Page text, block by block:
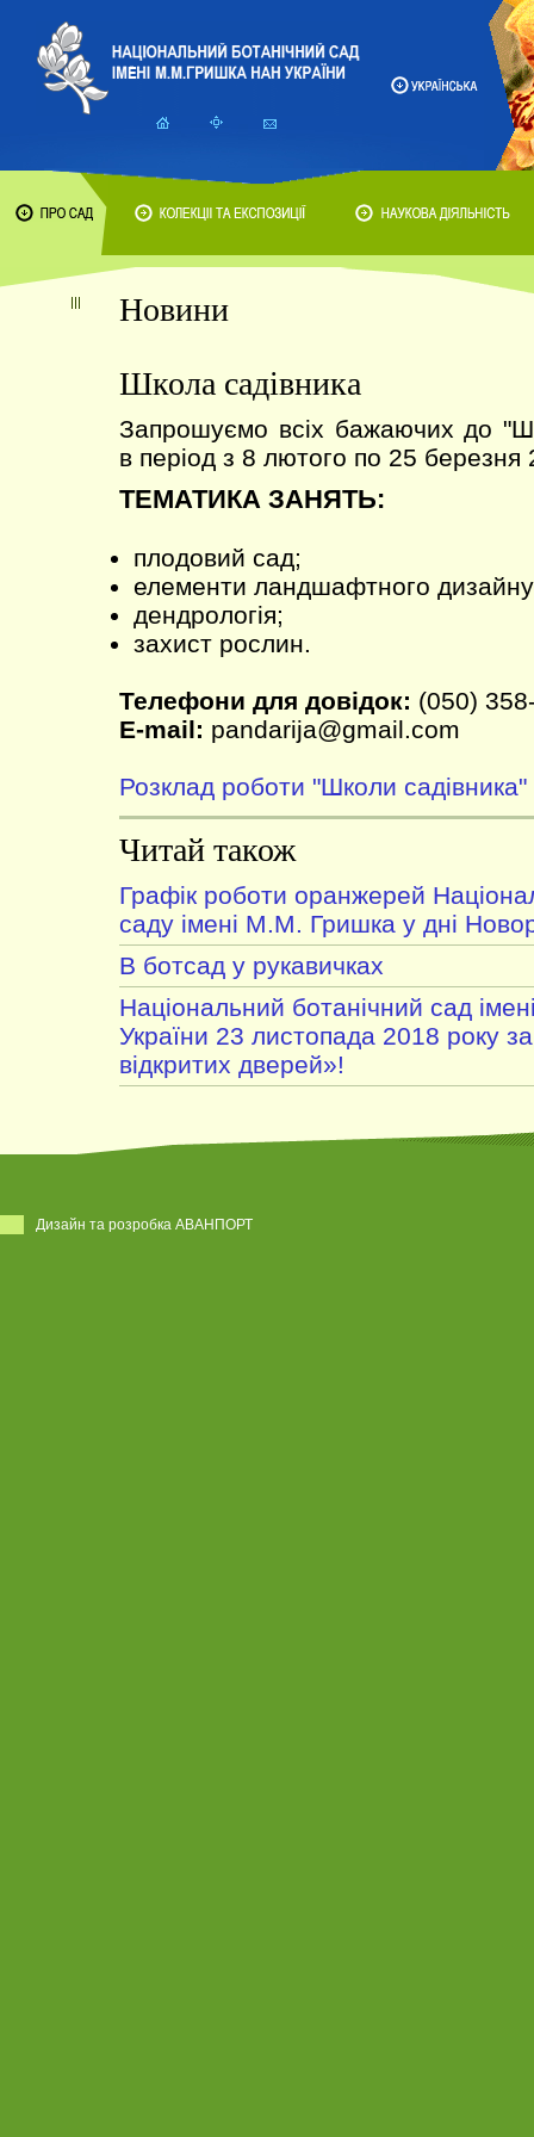
Новини
Школа садівника
Запрошуємо всіх бажаючих до
в період з 8 лютого по 25 березня
ТЕМАТИКА ЗАНЯТЬ:
плодовий сад;
елементи ландшафтного
дендрологія;
захист рослин.
Телефони для довідок: (050)
E-mail: pandarija@gmail.com
Розклад роботи "Школи садівника"
Читай також
Графік роботи оранжерей
саду імені М.М. Гришка у дні
В ботсад у рукавичках
Національний ботанічний сад
України 23 листопада 2018 року
відкритих дверей»!
Дизайн та розробка АВАНПОРТ